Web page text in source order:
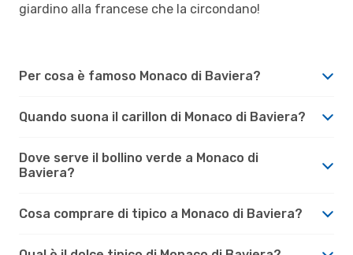
giardino alla francese che la circondano!
Per cosa è famoso Monaco di Baviera?
Quando suona il carillon di Monaco di Baviera?
Dove serve il bollino verde a Monaco di
Baviera?
Cosa comprare di tipico a Monaco di Baviera?